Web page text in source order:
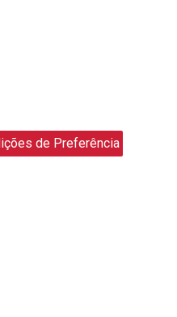
de Preferência